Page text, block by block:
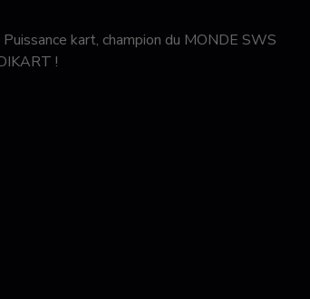
kart, champion du MONDE SWS
!